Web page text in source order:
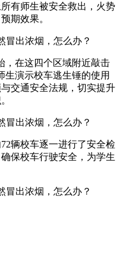
有师生被安全救出，火势
期效果。
在这四个区域附近敲击
生演示校车逃生锤的使用
交通安全法规，切实提升
辆校车逐一进行了安全检
保校车行驶安全，为学生